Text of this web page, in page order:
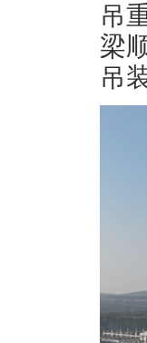
吊
梁
吊